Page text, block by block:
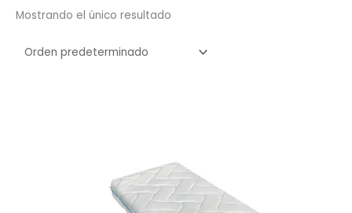
Mostrando el único resultado